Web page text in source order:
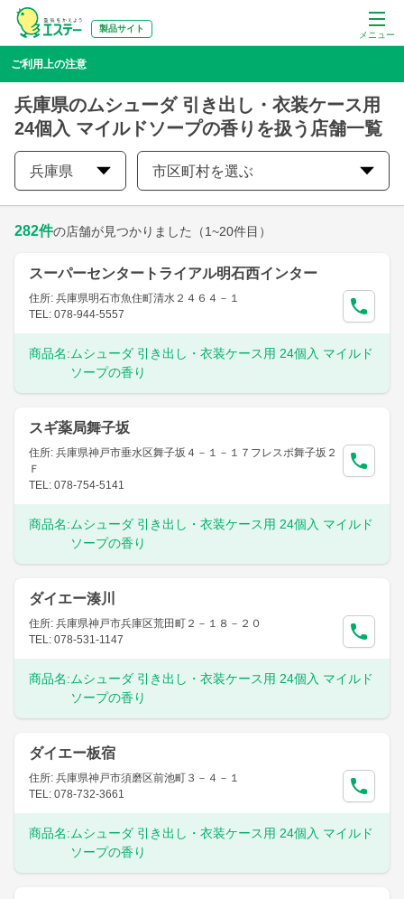
メニュー
製品サイト
ご利用上の注意
兵庫県のムシューダ 引き出し・衣装ケース用
24個入 マイルドソープの香りを扱う店舗一覧
兵庫県 市区町村を選ぶ
282件の店舗が見つかりました （1~20件目）
スーパーセンタートライアル明石西インター
住所: 兵庫県明石市魚住町清水２４６４－１
TEL: 078-944-5557
商品名: ムシューダ 引き出し・衣装ケース用 24個入 マイルド
ソープの香り
スギ薬局舞子坂
住所: 兵庫県神戸市垂水区舞子坂４－１－１７フレスポ舞子坂２
Ｆ
TEL: 078-754-5141
商品名: ムシューダ 引き出し・衣装ケース用 24個入 マイルド
ソープの香り
ダイエー湊川
住所: 兵庫県神戸市兵庫区荒田町２－１８－２０
TEL: 078-531-1147
商品名: ムシューダ 引き出し・衣装ケース用 24個入 マイルド
ソープの香り
ダイエー板宿
住所: 兵庫県神戸市須磨区前池町３－４－１
TEL: 078-732-3661
商品名: ムシューダ 引き出し・衣装ケース用 24個入 マイルド
ソープの香り